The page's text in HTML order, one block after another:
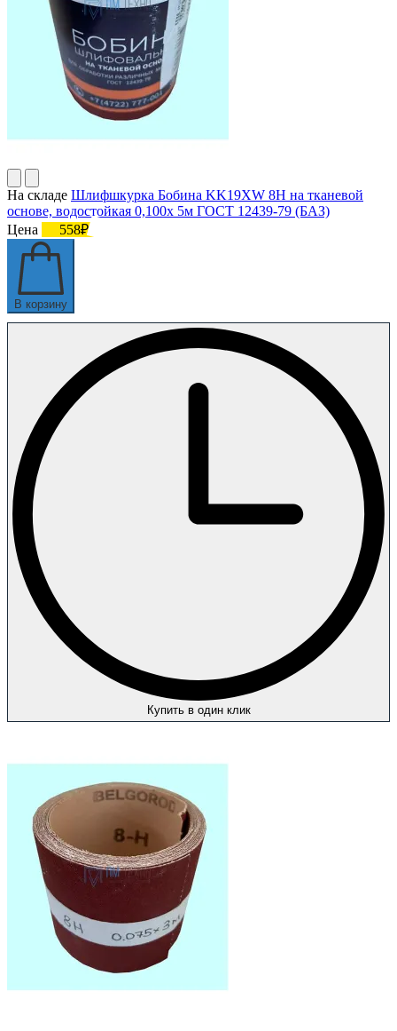
На складе Шлифшкурка Бобина KK19XW 8H на тканевой
основе, водостойкая 0,100х 5м ГОСТ 12439-79 (БАЗ)
Цена
558₽
В корзину
Купить в один клик